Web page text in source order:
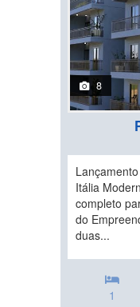
8
Itália
completo
do
duas...
1